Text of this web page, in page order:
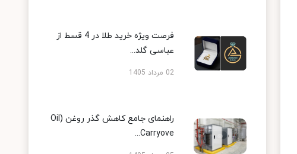
فرصت ویژه خرید طلا در 4 قسط از
عباسی گلد...
02 مرداد 1405
راهنمای جامع کاهش گذر روغن (Oil
Carryove...